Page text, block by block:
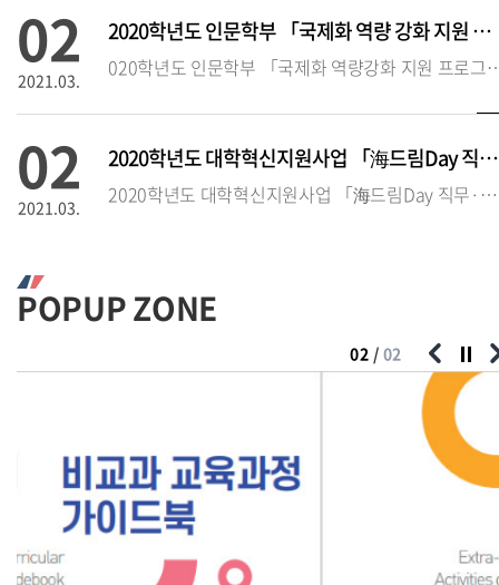
02
2021.03.
2020학년도 인문학부 「국제화 역량 강화 지원 프로그램」 추가 접수 안
020학년도 인문학부 「국
02
2021.03.
2020학년도 대학혁신지원사업 「海드림Day 직무·직업 설명회」 참석자
2020학년도 대학혁신지원사업 「海드림Day 직무·직업 설명회」 참석자 모집
02
2021.03. 2020학년도 인문학
POPUP ZONE
02 / 02